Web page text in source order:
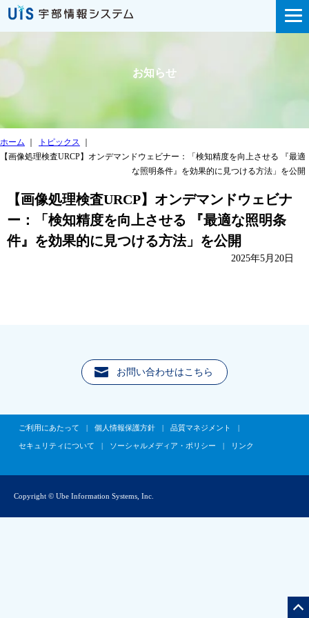
お知らせ
ホーム トピックス
【画像処理検査URCP】オンデマンドウェビナー：「検知精度を向上させる 『最適
な照明条件』を効果的に見つける方法」を公開
【画像処理検査URCP】オンデマンドウェビナ
ー：「検知精度を向上させる 『最適な照明条
件』を効果的に見つける方法」を公開
2025年5月20日
お問い合わせはこちら
ご利用にあたって 個人情報保護方針 品質マネジメント
セキュリティについて ソーシャルメディア・ポリシー リンク
Copyright © Ube Information Systems, Inc.